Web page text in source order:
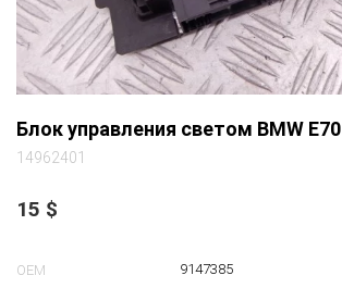
Блок управления светом BMW E70
14962401
15 $
OEM
9147385